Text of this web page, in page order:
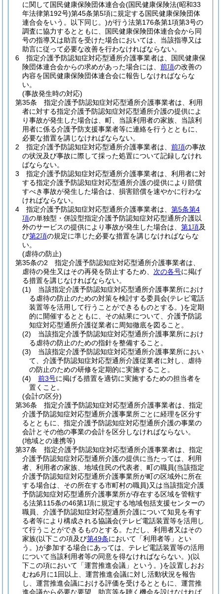
に関して国民健康保険団体連合会(国民健康保険法(昭和33
年法律第192号)第45条第5項に規定する国民健康保険団体
連合会をいう。以下同じ。)が行う法第176条第1項第3号の
調査に協力するとともに、国民健康保険団体連合会から同
号の指導又は助言を受けた場合においては、当該指導又は
助言に従って必要な改善を行わなければならない。
6
指定介護予防認知症対応型通所介護事業者は、国民健康保
険団体連合会からの求めがあった場合には、 前項の改善の
内容を国民健康保険団体連合会に報告しなければならな
い。
(事故発生時の対応)
第35条
指定介護予防認知症対応型通所介護事業者は、利用
者に対する指定介護予防認知症対応型通所介護の提供によ
り事故が発生した場合は、町、当該利用者の家族、当該利
用者に係る介護予防支援事業者等に連絡を行うとともに、
必要な措置を講じなければならない。
2
指定介護予防認知症対応型通所介護事業者は、 前項の事故
の状況及び事故に際して採った処置について記録しなけれ
ばならない。
3
指定介護予防認知症対応型通所介護事業者は、利用者に対
する指定介護予防認知症対応型通所介護の提供により賠償
すべき事故が発生した場合は、損害賠償を速やかに行わな
ければならない。
4
指定介護予防認知症対応型通所介護事業者は、 第5条第4
項の単独型・併設型指定介護予防認知症対応型通所介護以
外のサービスの提供により事故が発生した場合は、 第1項及
び第2項の規定に準じた必要な措置を講じなければならな
い。
(虐待の防止)
第35条の2
指定介護予防認知症対応型通所介護事業者は、
虐待の発生又はその再発を防止するため、 次の各号に掲げ
る措置を講じなければならない。
(1)
当該指定介護予防認知症対応型通所介護事業所におけ
る虐待の防止のための対策を検討する委員会(テレビ電話
装置等を活用して行うことができるものとする。)を定期
的に開催するとともに、その結果について、介護予防認
知症対応型通所介護従業者に周知徹底を図ること。
(2)
当該指定介護予防認知症対応型通所介護事業所におけ
る虐待の防止のための指針を整備すること。
(3)
当該指定介護予防認知症対応型通所介護事業所におい
て、介護予防認知症対応型通所介護従業者に対し、虐待
の防止のための研修を定期的に実施すること。
(4)
前3号に掲げる措置を適切に実施するための担当者を
置くこと。
(会計の区分)
第36条
指定介護予防認知症対応型通所介護事業者は、指定
介護予防認知症対応型通所介護事業所ごとに経理を区分す
るとともに、指定介護予防認知症対応型通所介護の事業の
会計とその他の事業の会計を区分しなければならない。
(地域との連携等)
第37条
指定介護予防認知症対応型通所介護事業者は、指定
介護予防認知症対応型通所介護の提供に当たっては、利用
者、利用者の家族、地域住民の代表者、町の職員(当該指定
介護予防認知症対応型通所介護事業所が町の区域外に所在
する場合は、その所在する市町村の職員)又は当該指定介護
予防認知症対応型通所介護事業所が存在する区域を管轄す
る法第115条の46第1項に規定する地域包括支援センターの
職員、介護予防認知症対応型通所介護について知見を有す
る者等により構成される協議会(テレビ電話装置等を活用し
て行うことができるものとする。ただし、利用者又はその
家族(以下この項及び第49条において「利用者等」とい
う。)が参加する場合にあっては、テレビ電話装置等の活用
について当該利用者等の同意を得なければならない。)(以
下この項において「運営推進会議」という。)を設置しおお
むね6月に1回以上、運営推進会議に対し活動状況を報告
し、運営推進会議における評価を受けるとともに、運営推
進会議から必要な要望、助言等を聴く機会を設けなければ